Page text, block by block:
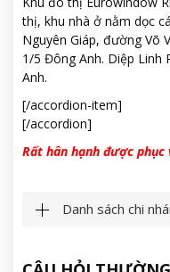
thị, khu nhà ở nằm dọc
Nguyên Giáp, đường Võ
1/5 Đông Anh. Diệp Linh
Anh.
[/accordion-item]
[/accordion]
Rất hân hạnh được phục
Danh sách chi